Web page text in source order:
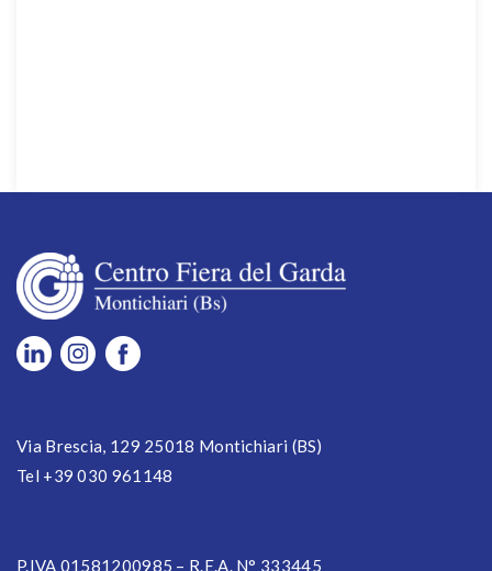
Via Brescia, 129 25018 Montichiari (BS)
Tel +39 030 961148
P.IVA 01581200985 – R.E.A. N° 333445